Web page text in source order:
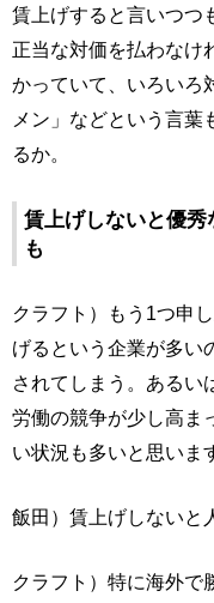
賃上げすると言いつつ
正当な対価を払わなけ
かっていて、いろいろ
メン」などという言葉
るか。
賃上げしないと優
も
クラフト）もう1つ申
げるという企業が多い
されてしまう。あるい
労働の競争が少し高ま
い状況も多いと思いま
飯田）賃上げしないと
クラフト）特に海外で